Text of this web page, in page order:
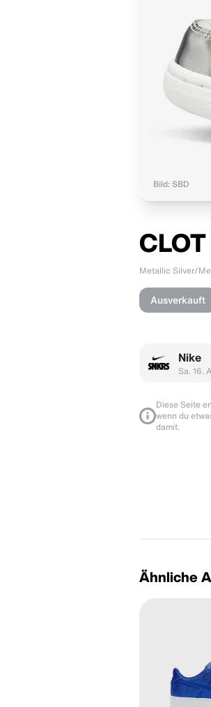
Bild: SBD
Metallic Silver/
Ausverkauft
Nike
Sa. 16.
Diese Seite
wenn du
damit.
Ähnliche